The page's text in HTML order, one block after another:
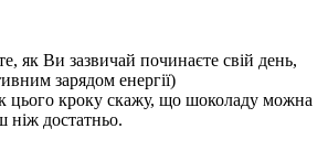
як Ви зазвичай починаєте свій день,
зарядом енергії)
цього кроку скажу, що шоколаду можна
ніж достатньо.